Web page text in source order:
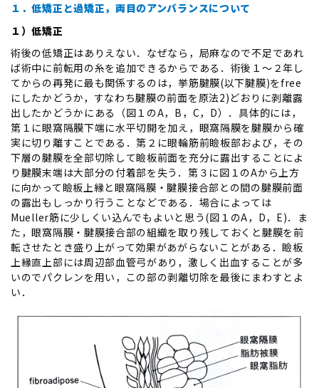
１．低矯正と過矯正，両目のアンバランスについて
１）低矯正
術後の低矯正はありえない．なぜなら，局麻なので不足であれ
ば術中に前転用の糸を追加できるからである．術後１～２年し
てからの再発に最も関係するのは，挙筋腱膜(以下腱膜)をfree
にしたかどうか，すなわち腱膜の前面を原法2)どおりに剥離露
出したかどうかにある（図１のA，B，C，D）．具体的には，
第１に眼窩隔膜下端に水平切開を加え，眼窩隔膜を腱膜から確
実に切り離すことである．第２に眼輪筋前瞼板部および，その
下層の腱膜を全部切除して瞼板前面を充分に露出することによ
り腱膜末端は大部分の付着部を失う．第３に図１のAから上方
に向かって瞼板上縁と眼窩隔膜・腱膜接合部との間の腱膜前面
の露出もしっかり行うことなどである．場合によっては
Mueller筋に少しくい込んでもよいと思う(図１のA，D，E)．ま
た，眼窩隔膜・腱膜接合部の組織を取り残しておくと腱膜を前
転させたとき盛り上がって効果があがらないことがある．瞼板
上縁直上部には周辺部血管弓があり，激しく出血することが多
いのでパクレンを用い，この部の剥離切除を最後にまわすとよ
い．